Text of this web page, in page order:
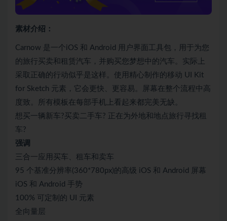
素材介绍：
Carnow 是一个iOS 和 Android 用户界面工具包，用于为您
的旅行买卖和租赁汽车，并购买您梦想中的汽车。实际上
采取正确的行动似乎是这样。使用精心制作的移动 UI Kit
for Sketch 元素，它会更快、更容易。屏幕在整个流程中高
度致。所有模板在每部手机上看起来都完美无缺。
想买一辆新车?买卖二手车? 正在为外地和地点旅行寻找租
车?
强调
三合一应用买车、租车和卖车
95 个基准分辨率(360*780px)的高级 iOS 和 Android 屏幕
iOS 和 Android 手势
100% 可定制的 UI 元素
全向量层